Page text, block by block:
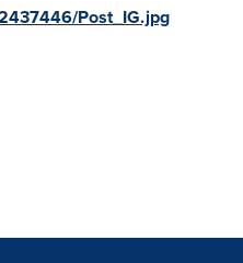
Post_IG.jpg